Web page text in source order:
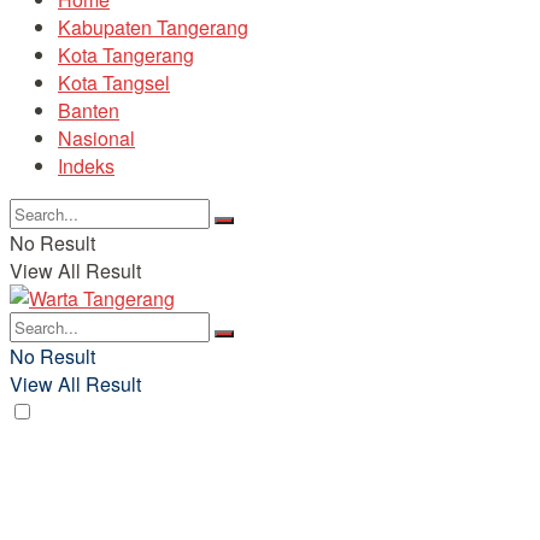
Kabupaten Tangerang
Kota Tangerang
Kota Tangsel
Banten
Nasional
Indeks
No Result
View All Result
No Result
View All Result